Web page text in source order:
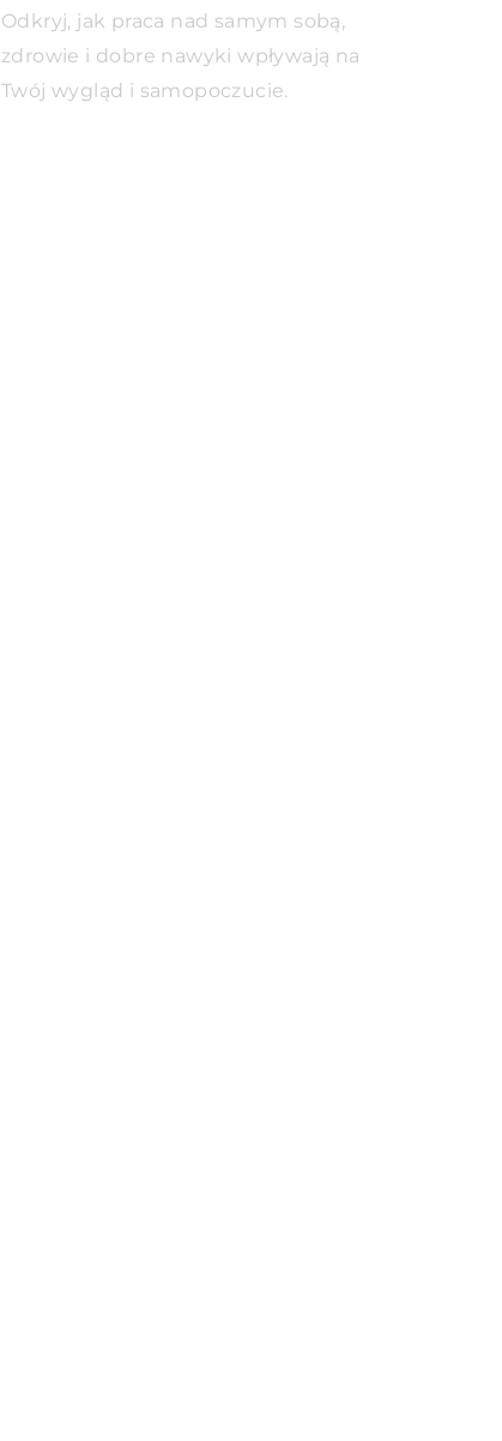
stomatologicznych.
Odkryj, jak praca nad samym sobą,
zdrowie i dobre nawyki wpływają na
Twój wygląd i samopoczucie.